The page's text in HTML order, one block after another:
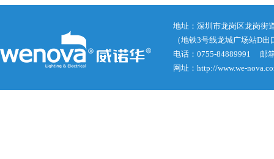
地址：深圳市龙岗区龙岗街
（地铁3号线龙城广场站D出
电话：0755-84889991 邮
网址：http://www.we-